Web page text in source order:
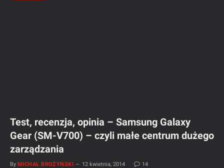
Test, recenzja, opinia – Samsung Galaxy
Gear (SM-V700) – czyli małe centrum dużego
zarządzania
By MICHAŁ BROŻYŃSKI 12 kwietnia, 2014 14